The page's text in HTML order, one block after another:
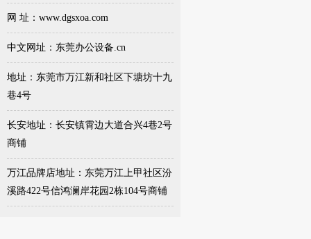
网 址：www.dgsxoa.com
中文网址：东莞办公设备.cn
地址：东莞市万江新和社区下塘坊十九
巷4号
长安地址：长安镇霄边大道合兴4巷2号
商铺
万江品牌店地址：东莞万江上甲社区汾
溪路422号信鸿澜岸花园2栋104号商铺